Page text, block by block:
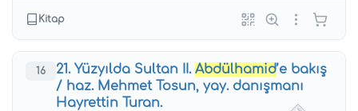
Kitap
16 21. Yüzyılda Sultan II. Abdülhamid’e bakış
/ haz. Mehmet Tosun, yay. danışmanı
Hayrettin Turan.